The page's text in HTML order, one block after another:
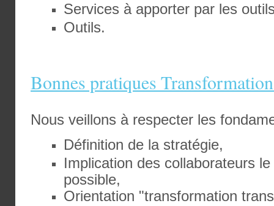
Services à apporter par les
Outils.
Bonnes pratiques
Nous veillons à respecter les
Définition de la stratégie,
Implication des collaborateurs
possible,
Orientation "transformation